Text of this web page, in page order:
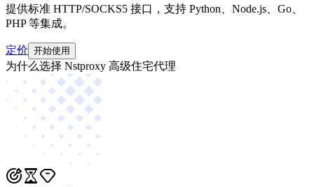
提供标准 HTTP/SOCKS5 接口，支持 Python、Node.js、Go、
PHP 等集成。
定价 开始使用
为什么选择 Nstproxy 高级住宅代理